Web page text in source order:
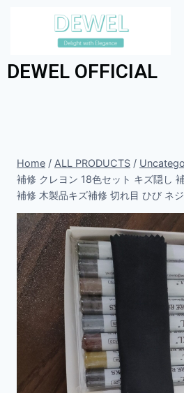
DEWEL OFFICIAL
Home / ALL PRODUCTS /
補修 クレヨン 18色セット キズ隠し
補修 木製品キズ補修 切れ目 ひび ネ